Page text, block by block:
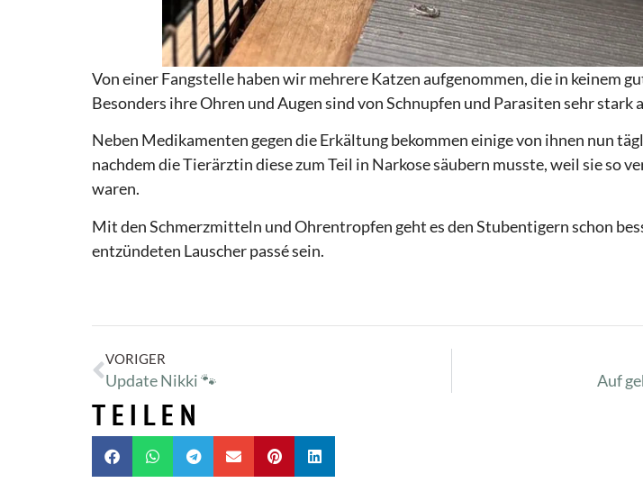
Von einer Fangstelle haben wir mehrere Katzen aufgenommen, die in keinem
Besonders ihre Ohren und Augen sind von Schnupfen und Parasiten sehr stark
Neben Medikamenten gegen die Erkältung bekommen einige von ihnen nun
nachdem die Tierärztin diese zum Teil in Narkose säubern musste, weil sie so
waren.
Mit den Schmerzmitteln und Ohrentropfen geht es den Stubentigern schon
entzündeten Lauscher passé sein.
VORIGER
Update Nikki 🐾 Auf
TEILEN